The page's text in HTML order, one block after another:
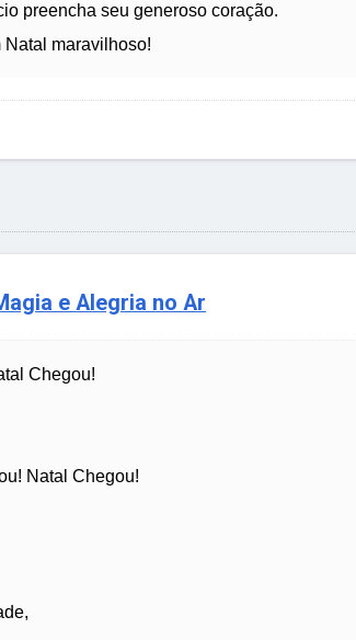
preencha seu generoso coração.
maravilhoso!
e Alegria no Ar
Chegou!
Natal Chegou!